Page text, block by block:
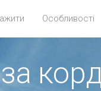
Особливості